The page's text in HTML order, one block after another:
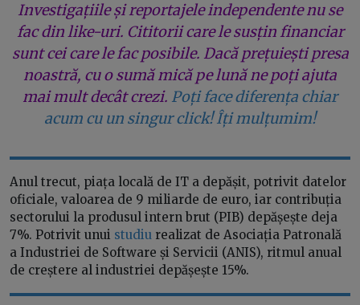
Investigațiile și reportajele independente nu se
fac din like-uri. Cititorii care le susțin financiar
sunt cei care le fac posibile. Dacă prețuiești presa
noastră, cu o sumă mică pe lună ne poți ajuta
mai mult decât crezi. Poți face diferența chiar
acum cu un singur click! Îți mulțumim!
Anul trecut, piața locală de IT a depășit, potrivit datelor
oficiale, valoarea de 9 miliarde de euro, iar contribuția
sectorului la produsul intern brut (PIB) depășește deja
7%. Potrivit unui studiu realizat de Asociația Patronală
a Industriei de Software și Servicii (ANIS), ritmul anual
de creștere al industriei depășește 15%.